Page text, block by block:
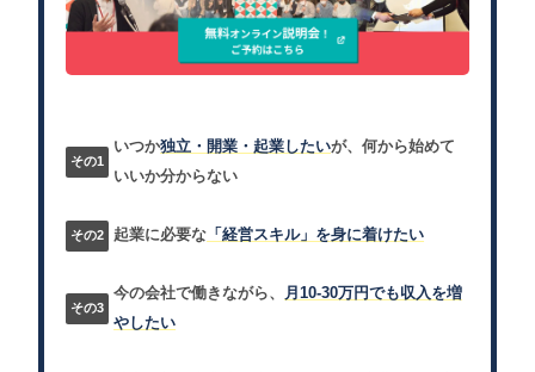
いつか独立・開業・起業したいが、何から始めて
いいか分からない
起業に必要な 「経営スキル」を身に着けたい
今の会社で働きながら、
月10-30万円でも収入を増
やしたい